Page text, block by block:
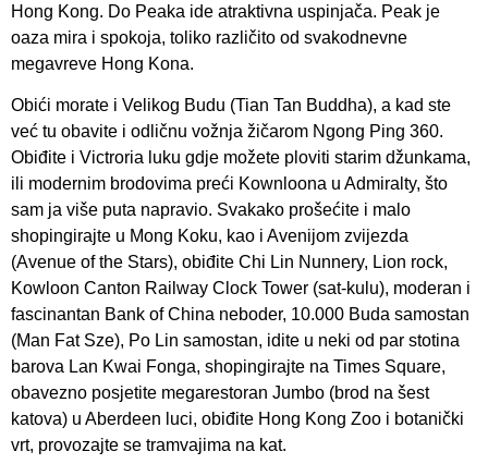
Hong Kong. Do Peaka ide atraktivna uspinjača. Peak je
oaza mira i spokoja, toliko različito od svakodnevne
megavreve Hong Kona.
Obići morate i Velikog Budu (Tian Tan Buddha), a kad ste
već tu obavite i odličnu vožnja žičarom Ngong Ping 360.
Obiđite i Victroria luku gdje možete ploviti starim džunkama,
ili modernim brodovima preći Kownloona u Admiralty, što
sam ja više puta napravio. Svakako prošećite i malo
shopingirajte u Mong Koku, kao i Avenijom zvijezda
(Avenue of the Stars), obiđite Chi Lin Nunnery, Lion rock,
Kowloon Canton Railway Clock Tower (sat-kulu), moderan i
fascinantan Bank of China neboder, 10.000 Buda samostan
(Man Fat Sze), Po Lin samostan, idite u neki od par stotina
barova Lan Kwai Fonga, shopingirajte na Times Square,
obavezno posjetite megarestoran Jumbo (brod na šest
katova) u Aberdeen luci, obiđite Hong Kong Zoo i botanički
vrt, provozajte se tramvajima na kat.